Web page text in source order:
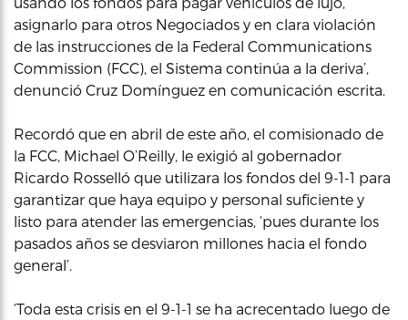
asignarlo para otros Negociados y en clara violación
de las instrucciones de la Federal Communications
Commission (FCC), el Sistema continúa a la deriva’,
denunció Cruz Domínguez en comunicación escrita.
Recordó que en abril de este año, el comisionado de
la FCC, Michael O’Reilly, le exigió al gobernador
Ricardo Rosselló que utilizara los fondos del 9-1-1 para
garantizar que haya equipo y personal suficiente y
listo para atender las emergencias, ‘pues durante los
pasados años se desviaron millones hacia el fondo
general’.
‘Toda esta crisis en el 9-1-1 se ha acrecentado luego de